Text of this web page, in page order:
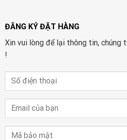
ĐĂNG KÝ ĐẶT HÀNG
Xin vui lòng để lại thông tin, chúng
!